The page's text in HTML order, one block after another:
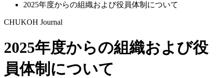
2025年度からの組織および役員体制について
CHUKOH Journal
2025年度からの組織および役
員体制について